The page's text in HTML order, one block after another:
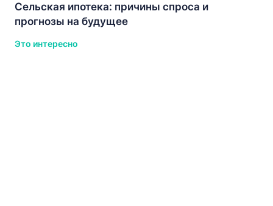
Сельская ипотека: причины спроса и
прогнозы на будущее
Это интересно